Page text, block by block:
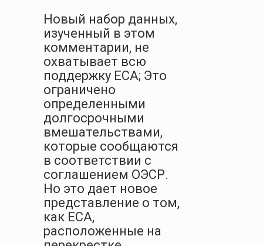
Новый набор данных,
изученный в этом
комментарии, не
охватывает всю
поддержку ECA; Это
ограничено
определенными
долгосрочными
вмешательствами,
которые сообщаются
в соответствии с
соглашением ОЭСР.
Но это дает новое
представление о том,
как ECA,
расположенные на